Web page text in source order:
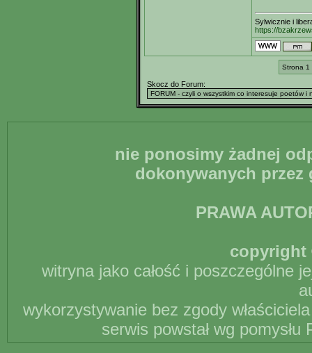
Sylwicznie i
https://
Strona 1
Skocz do Forum:
nie ponosimy żadnej
dokonywanych
PRAWA
copyright
witryna jako całość i poszczególne
wykorzystywanie bez zgody
serwis powstał wg